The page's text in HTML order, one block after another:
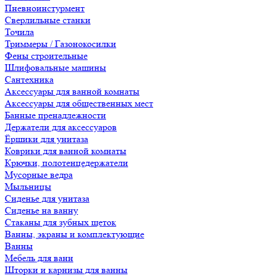
Пневноинстурмент
Сверлильные станки
Точила
Триммеры / Газонокосилки
Фены строительные
Шлифовальные машины
Сантехника
Аксессуары для ванной комнаты
Аксессуары для общественных мест
Банные пренадлежности
Держатели для аксессуаров
Ёршики для унитаза
Коврики для ванной комнаты
Крючки, полотенцедержатели
Мусорные ведра
Мыльницы
Сиденье для унитаза
Сиденье на ванну
Стаканы для зубных щеток
Ванны, экраны и комплектующие
Ванны
Мебель для ванн
Шторки и карнизы для ванны